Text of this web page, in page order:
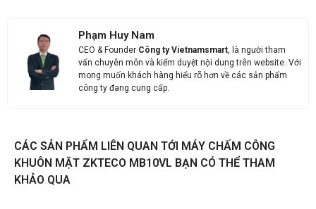
Phạm Huy Nam
CEO & Founder Công ty Vietnamsmart, là người tham
vấn chuyên môn và kiểm duyệt nội dung trên website. Với
mong muốn khách hàng hiểu rõ hơn về các sản phẩm
công ty đang cung cấp.
CÁC SẢN PHẨM LIÊN QUAN TỚI MÁY CHẤM CÔNG
KHUÔN MẶT ZKTECO MB10VL BẠN CÓ THỂ THAM
KHẢO QUA